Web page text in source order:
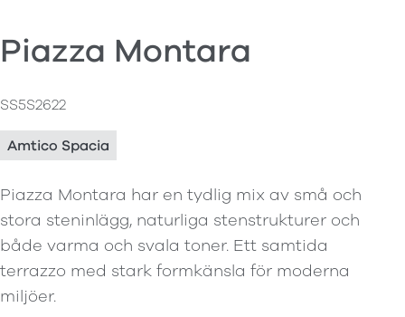
Piazza Montara
SS5S2622
Amtico Spacia
Piazza Montara har en tydlig mix av små och
stora steninlägg, naturliga stenstrukturer och
både varma och svala toner. Ett samtida
terrazzo med stark formkänsla för moderna
miljöer.